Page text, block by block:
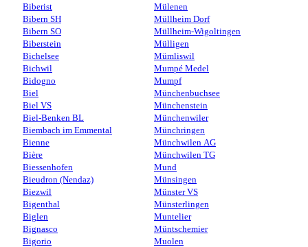
Biberist
Bibern SH
Bibern SO
Biberstein
Bichelsee
Bichwil
Bidogno
Biel
Biel VS
Biel-Benken BL
Biembach im Emmental
Bienne
Bière
Biessenhofen
Bieudron (Nendaz)
Biezwil
Bigenthal
Biglen
Bignasco
Bigorio
Mülenen
Müllheim Dorf
Müllheim-Wigoltingen
Mülligen
Mümliswil
Mumpé Medel
Mumpf
Münchenbuchsee
Münchenstein
Münchenwiler
Münchringen
Münchwilen AG
Münchwilen TG
Mund
Münsingen
Münster VS
Münsterlingen
Muntelier
Müntschemier
Muolen